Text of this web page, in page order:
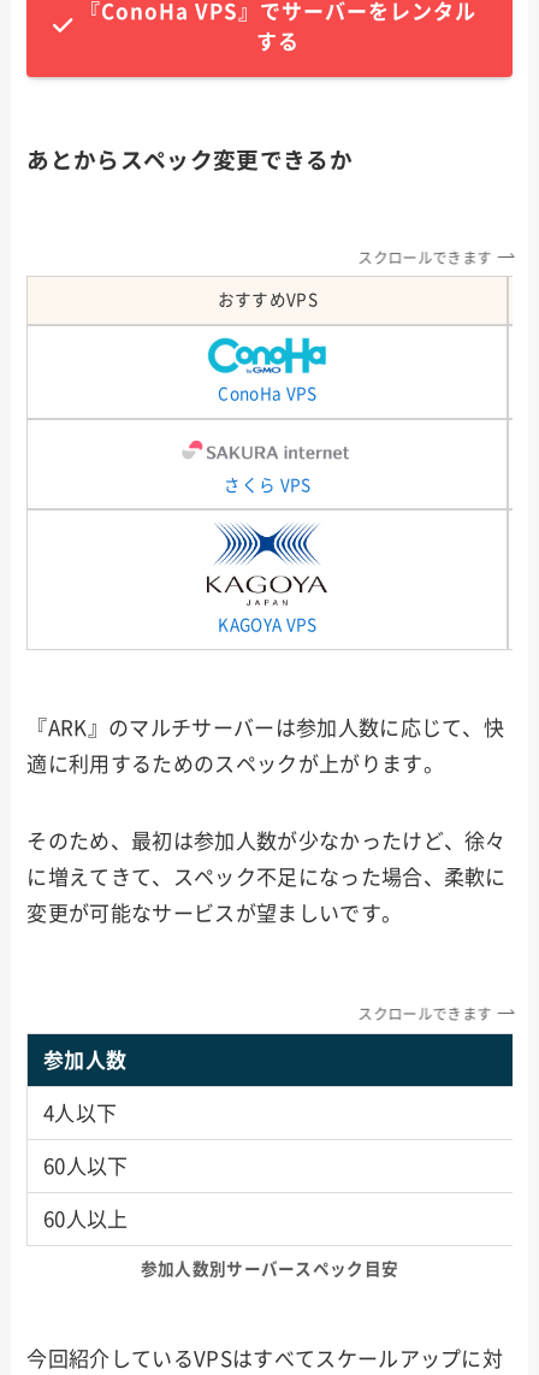
『ConoHa VPS』でサーバーをレンタル
する
あとからスペック変更できるか
スクロールできます
おすすめVPS
ConoHa VPS
さくら VPS
KAGOYA VPS
『ARK』のマルチサーバーは参加人数に応じて、快
適に利用するためのスペックが上がります。
そのため、最初は参加人数が少なかったけど、徐々
に増えてきて、スペック不足になった場合、柔軟に
変更が可能なサービスが望ましいです。
スクロールできます
参加人数
4人以下
60人以下
60人以上
参加人数別サーバースペック目安
今回紹介しているVPSはすべてスケールアップに対